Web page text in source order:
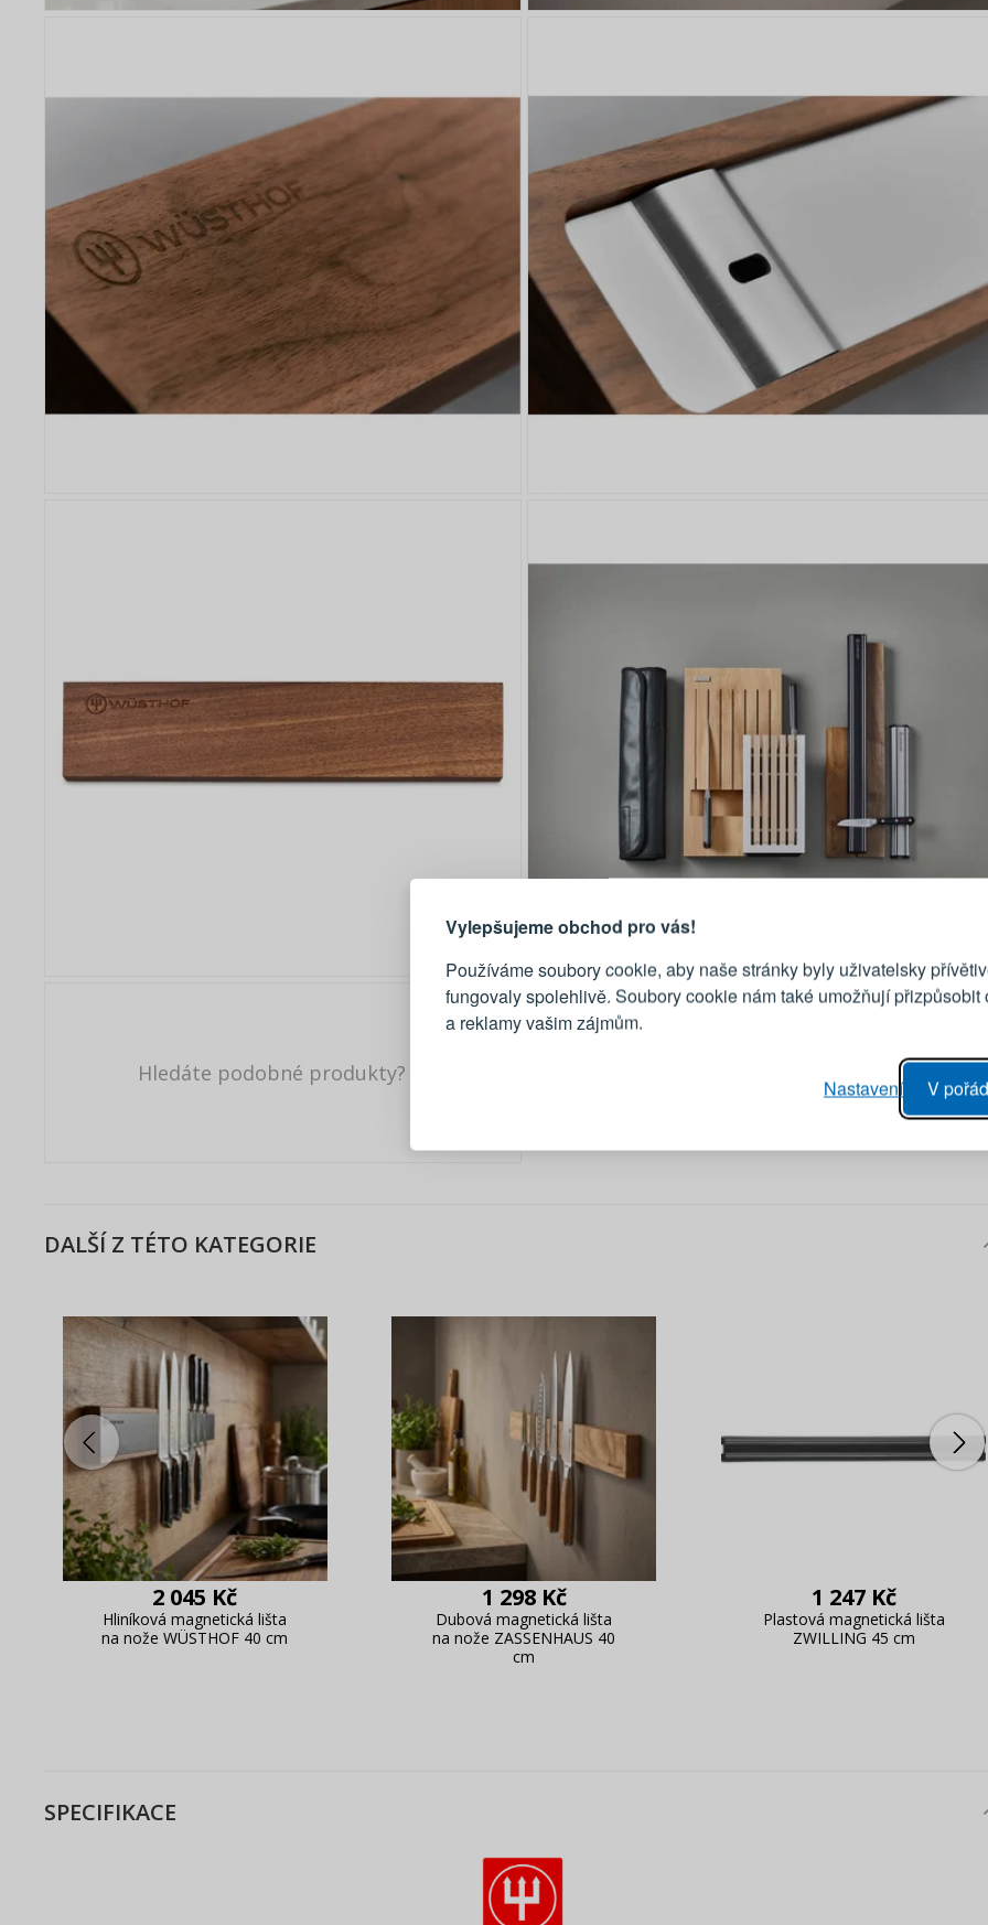
Vylepšujeme obchod pro vás!
Používáme soubory cookie, aby naše stránky byly uživatelsky
fungovaly spolehlivě. Soubory cookie nám také umožňují přizpůsobit
a reklamy vašim zájmům.
V
Nastavení
Hledáte podobné produkty?
DALŠÍ Z TÉTO KATEGORIE
2 045 Kč
Hliníková magnetická lišta
na nože WÜSTHOF 40 cm
1 298 Kč
Dubová magnetická lišta
na nože ZASSENHAUS 40
cm
1 247 Kč
Plastová magnetická lišta
ZWILLING 45 cm
SPECIFIKACE
Zde je důvod, proč se vyplatí
vytvořit účet
Živý náhled na změny v objednávce
PŘIHLÁŠENÍ
Emailová adresa
PŘIHLÁSIT